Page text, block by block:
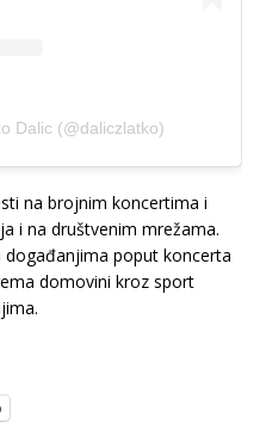
Dalic (@daliczlatko)
na brojnim koncertima i
i na društvenim mrežama.
poput koncerta
domovini kroz sport